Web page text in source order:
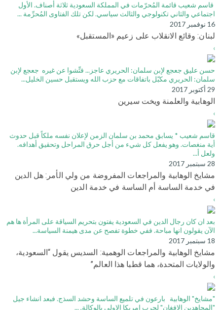
قاسم شعيب قائمة المُحرّمات في المملكة السعودية ثلاثة أصناف. الأول
اجتماعي والثاني تكنولوجي والثالث سياسي. لكن تلك الفتاوى المُحرِّمة ...
16 نوفمبر 2017
لبنان: وقائع الانقلاب على زعيم «المستقبل»
›
حسن عليق جعجع لإبن سلمان: الحريري عاجز... فتِّشوا عن غيره جعجع لإبن
سلمان: الحريري مكبّل باتفاقات مع حزب الله ويستقبل حسين الخليل...
29 أكتوبر 2017
الوهابية والعلمنة ويخت سيرين
›
قاسم شعيب * يسابق محمد بن سلمان الزمن لإعلان نفسه ملكاً قبل حدوث
أية منغصات. وهو يفعل كل شيء من أجل حرق المراحل وتحقيق أهدافه.
ولعل أ...
28 سبتمبر 2017
مشايخ الوهابية والمراجعات المفروضة من ولي الأمر: هل الدين
في خدمة الساسة أم الساسة في خدمة الدين
›
بعد ان كان رجال الدين في السعودية يفتون بتحريم السياقة على المرأة ها هم
الآن يقولون انها مباحة. ففي خطوة تفصح عن مدى هيمنة السياسة...
18 سبتمبر 2017
مشايخ الوهابية والمراجعات الوهمية: السديس يقول “السعودية،
والولايات المتحدة، هما قطبا هذا العالم”
›
"مشايخ" الوهابية بارعون في تلميع الساسة وحشد السذج. فبعد انشاء جيل
"المجاهدين الافغان" لحرب امريكا الاولى بالوكالة, ...